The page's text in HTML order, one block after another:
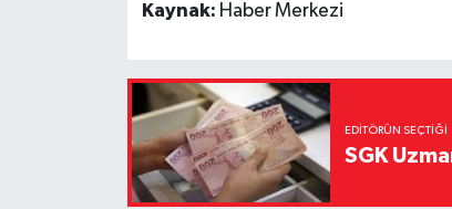
Kaynak: Haber Merkezi
EDITÖRÜN SEÇTIĞI
SGK